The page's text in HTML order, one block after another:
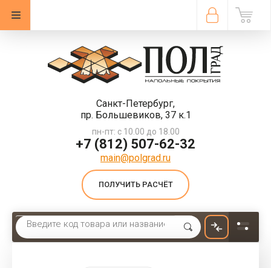
Санкт-Петербург,
пр. Большевиков, 37 к.1
пн-пт: с 10.00 до 18.00
+7 (812) 507-62-32
main@polgrad.ru
ПОЛУЧИТЬ РАСЧЁТ